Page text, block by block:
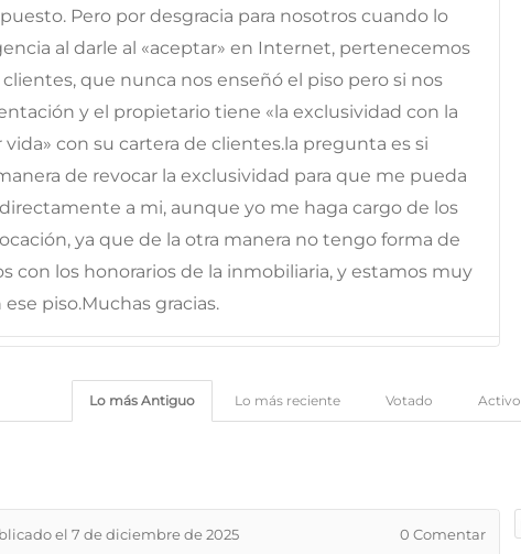
Pero por desgracia para nosotros cuando lo
al darle al «aceptar» en Internet, pertenecemos
clientes, que nunca nos enseñó el piso pero si nos
y el propietario tiene «la exclusividad con la
con su cartera de clientes.la pregunta es si
de revocar la exclusividad para que me pueda
a mi, aunque yo me haga cargo de los
ya que de la otra manera no tengo forma de
con los honorarios de la inmobiliaria, y estamos muy
piso.Muchas gracias.
Activo
Votado
Lo más reciente
Lo más Antiguo
el 7 de diciembre de 2025 0 Comentar